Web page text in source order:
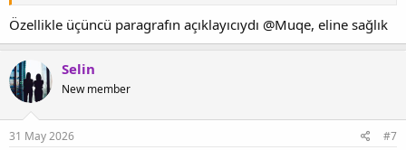
Özellikle üçüncü paragrafın açıklayıcıydı @Muqe, eline sağlık
Selin
New member
31 May 2026 #7